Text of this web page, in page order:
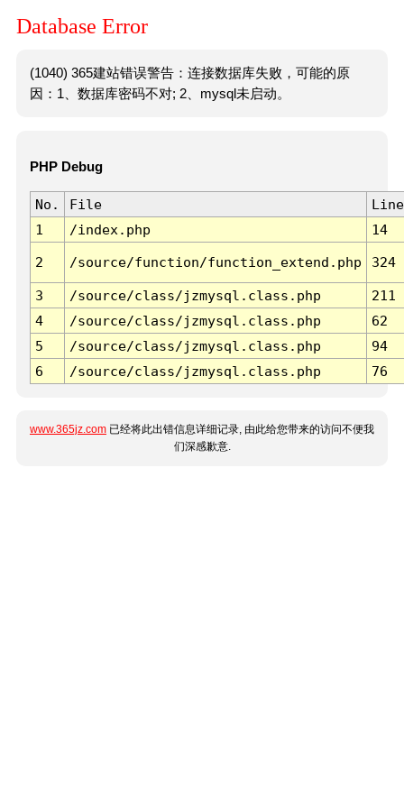
Database Error
(1040) 365建站错误警告：连接数据库失败，可能的原
因：1、数据库密码不对; 2、mysql未启动。
PHP Debug
No. File
Line
1
/index.php 14
2 /source/function/function_extend.php 324
3 /source/class/jzmysql.class.php
211
4
/source/class/jzmysql.class.php
62
5
/source/class/jzmysql.class.php
94
6
/source/class/jzmysql.class.php 76
www.365jz.com 已经将此出错信息详细记录, 由此给您带来的访问不便我
们深感歉意.